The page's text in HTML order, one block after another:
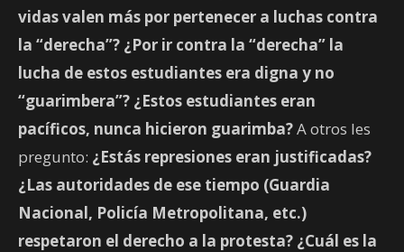
vidas valen más por pertenecer a luchas contra
la “derecha”? ¿Por ir contra la “derecha” la
lucha de estos estudiantes era digna y no
“guarimbera”? ¿Estos estudiantes eran
pacíficos, nunca hicieron guarimba?A otros les
pregunto: ¿Estás represiones eran justificadas?
¿Las autoridades de ese tiempo (Guardia
Nacional, Policía Metropolitana, etc.)
respetaron el derecho a la protesta? ¿Cuál es la